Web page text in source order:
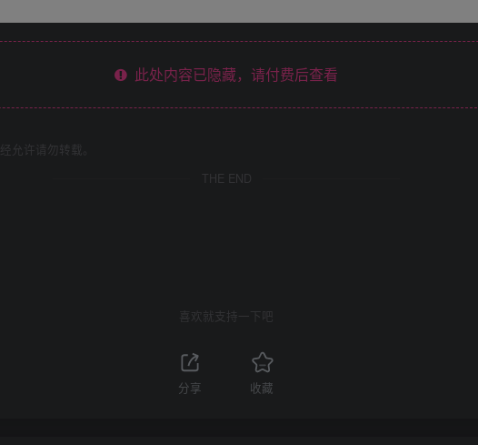
此处内容已隐藏，请付费后查看
允许请勿转载。
THE END
喜欢就支持一下吧
分享 收藏